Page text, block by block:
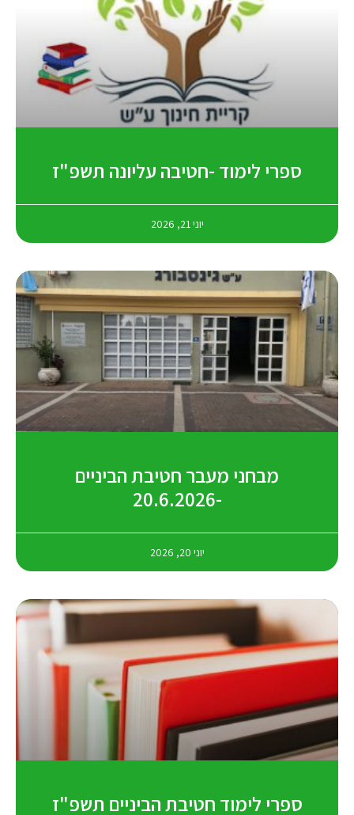
ספרי לימוד -חטיבה עליונה תשפ"ז
יוני 21, 2026
מבחני מעבר חטיבת הביניים
-20.6.2026
יוני 20, 2026
ספרי לימוד חטיבת הביניים תשפ"ז